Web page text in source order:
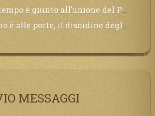
all’unione del Padre con il figlio, non avete che da attendere pochissimo.
disordine degli ordinati urlerà perdono, ma sarà troppo tardi, il tradimento è stato grande!
MESSAGGI